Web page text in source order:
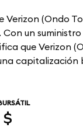
Verizon (Ondo
Con un
que Verizon
capitalización